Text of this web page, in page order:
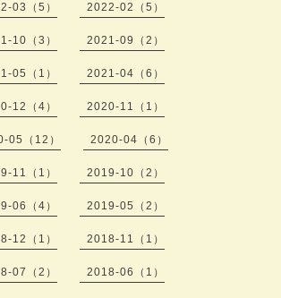
03（5） 2022-02（5）
10（3） 2021-09（2）
05（1） 2021-04（6）
12（4） 2020-11（1）
05（12） 2020-04（6）
11（1） 2019-10（2）
06（4） 2019-05（2）
12（1） 2018-11（1）
07（2） 2018-06（1）